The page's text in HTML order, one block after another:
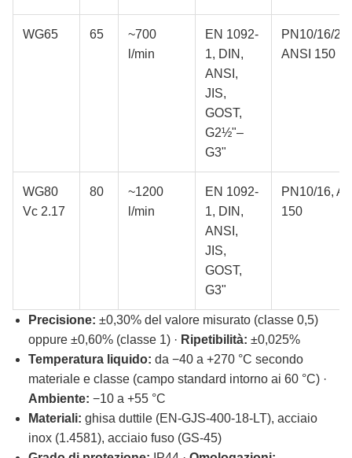
WG65 65
~700
l/min
EN 1092-
1, DIN,
ANSI,
JIS,
GOST,
G2½"–
G3"
PN10/16/25,
ANSI 150
WG80
Vc 2.17
80
~1200
l/min
EN 1092-
1, DIN,
ANSI,
JIS,
GOST,
G3"
PN10/16,
150
Precisione: ±0,30% del valore misurato (classe 0,5)
oppure ±0,60% (classe 1) · Ripetibilità: ±0,025%
Temperatura liquido: da −40 a +270 °C secondo
materiale e classe (campo standard intorno ai 60 °C) ·
Ambiente: −10 a +55 °C
Materiali: ghisa duttile (EN-GJS-400-18-LT), acciaio
inox (1.4581), acciaio fuso (GS-45)